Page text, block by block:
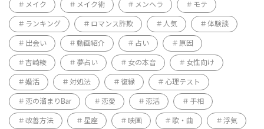
メイク メイク術 メンヘラ モテ
ランキング ロマンス詐欺 人気 体験談
出会い 動画紹介 占い 原因
吉崎綾 夢占い 女の本音 女性向け
婚活 対処法 復縁 心理テスト
恋の溜まりBar 恋愛 恋活 手相
改善方法 星座 映画 歌・曲 浮気